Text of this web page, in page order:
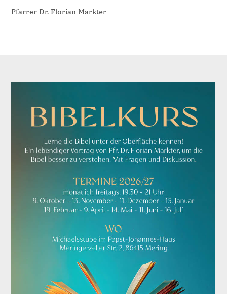
Pfarrer Dr. Florian Markter